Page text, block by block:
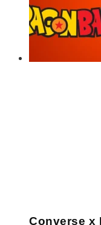
Converse x